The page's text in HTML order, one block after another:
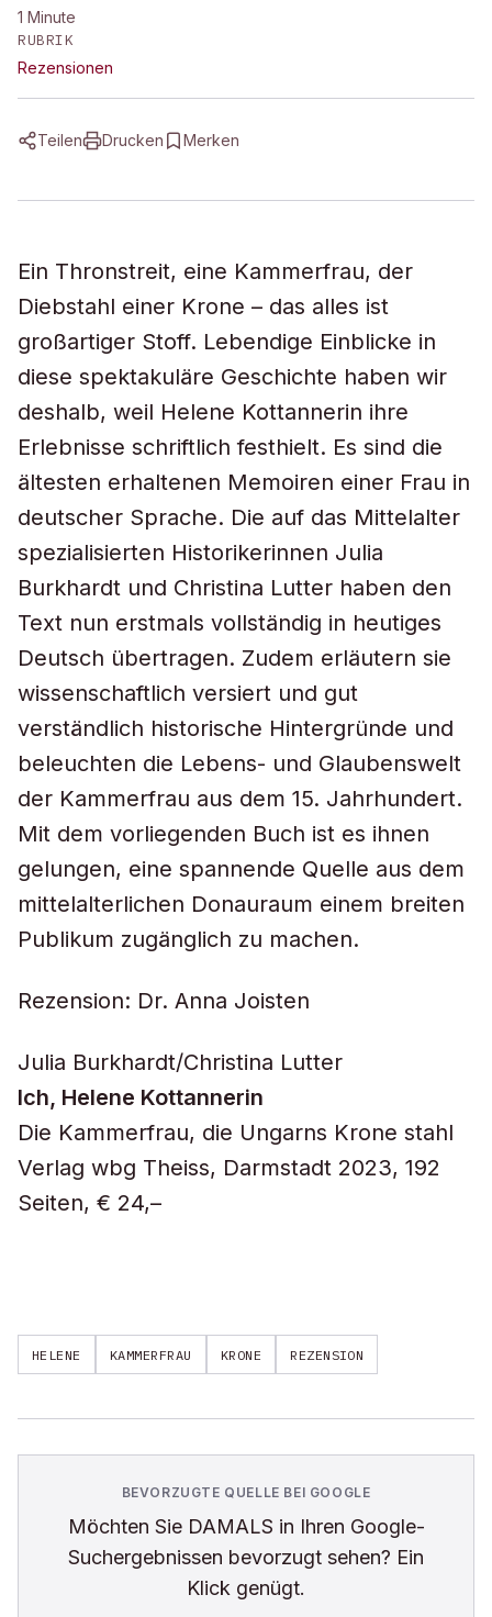
1 Minute
RUBRIK
Rezensionen
Teilen Drucken Merken
Ein Thronstreit, eine Kammerfrau, der
Diebstahl einer Krone – das alles ist
großartiger Stoff. Lebendige Einblicke in
diese spektakuläre Geschichte haben wir
deshalb, weil Helene Kottannerin ihre
Erlebnisse schriftlich festhielt. Es sind die
ältesten erhaltenen Memoiren einer Frau in
deutscher Sprache. Die auf das Mittelalter
spezialisierten Historikerinnen Julia
Burkhardt und Christina Lutter haben den
Text nun erstmals vollständig in heutiges
Deutsch übertragen. Zudem erläutern sie
wissenschaftlich versiert und gut
verständlich historische Hintergründe und
beleuchten die Lebens- und Glaubenswelt
der Kammerfrau aus dem 15. Jahrhundert.
Mit dem vorliegenden Buch ist es ihnen
gelungen, eine spannende Quelle aus dem
mittelalterlichen Donauraum einem breiten
Publikum zugänglich zu machen.
Rezension: Dr. Anna Joisten
Julia Burkhardt/Christina Lutter
Ich, Helene Kottannerin
Die Kammerfrau, die Ungarns Krone stahl
Verlag wbg Theiss, Darmstadt 2023, 192
Seiten, € 24,–
HELENE KAMMERFRAU KRONE REZENSION
BEVORZUGTE QUELLE BEI GOOGLE
Möchten Sie DAMALS in Ihren Google-
Suchergebnissen bevorzugt sehen? Ein
Klick genügt.